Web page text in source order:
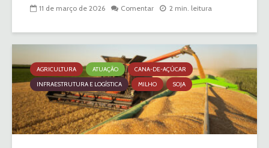
11 de março de 2026 Comentar 2 min. leitura
AGRICULTURA ATUAÇÃO
CANA-DE-AÇÚCAR
INFRAESTRUTURA E LOGÍSTICA
MILHO SOJA